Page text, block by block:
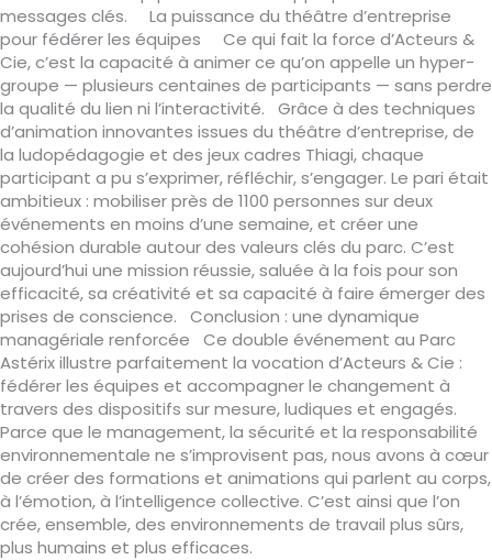
messages clés. La puissance du théâtre d’entreprise
pour fédérer les équipes Ce qui fait la force d’Acteurs &
Cie, c’est la capacité à animer ce qu’on appelle un hyper-
groupe — plusieurs centaines de participants — sans perdre
la qualité du lien ni l’interactivité. Grâce à des techniques
d’animation innovantes issues du théâtre d’entreprise, de
la ludopédagogie et des jeux cadres Thiagi, chaque
participant a pu s’exprimer, réfléchir, s’engager. Le pari était
ambitieux : mobiliser près de 1100 personnes sur deux
événements en moins d’une semaine, et créer une
cohésion durable autour des valeurs clés du parc. C’est
aujourd’hui une mission réussie, saluée à la fois pour son
efficacité, sa créativité et sa capacité à faire émerger des
prises de conscience. Conclusion : une dynamique
managériale renforcée Ce double événement au Parc
Astérix illustre parfaitement la vocation d’Acteurs & Cie :
fédérer les équipes et accompagner le changement à
travers des dispositifs sur mesure, ludiques et engagés.
Parce que le management, la sécurité et la responsabilité
environnementale ne s’improvisent pas, nous avons à cœur
de créer des formations et animations qui parlent au corps,
à l’émotion, à l’intelligence collective. C’est ainsi que l’on
crée, ensemble, des environnements de travail plus sûrs,
plus humains et plus efficaces.